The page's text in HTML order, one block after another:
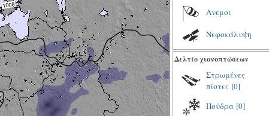
Ανεμοι
Νεφοκάλυψη
Δελτίο χιονοπτώσεων
Στρωμένες
πίστες [0]
Πούδρα [0]